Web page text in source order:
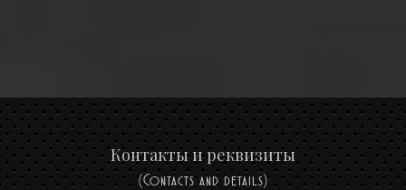
Контакты и реквизиты
(Contacts and details)